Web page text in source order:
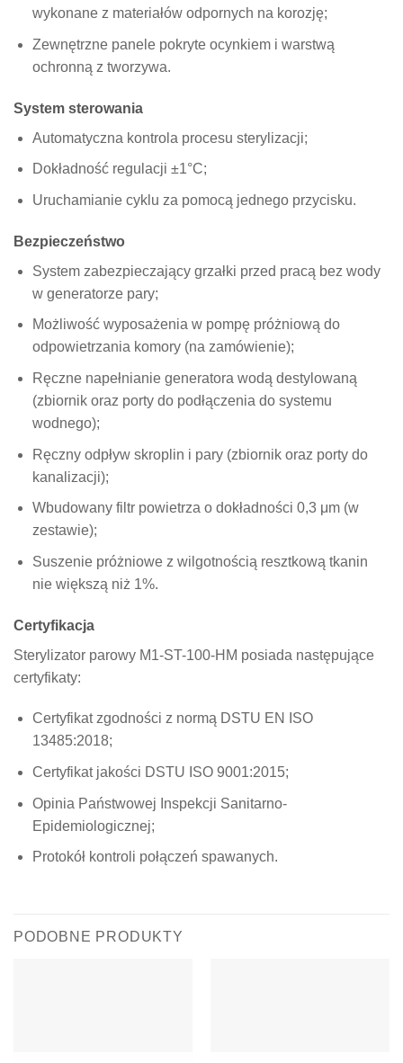
wykonane z materiałów odpornych na korozję;
Zewnętrzne panele pokryte ocynkiem i warstwą
ochronną z tworzywa.
System sterowania
Automatyczna kontrola procesu sterylizacji;
Dokładność regulacji ±1°C;
Uruchamianie cyklu za pomocą jednego przycisku.
Bezpieczeństwo
System zabezpieczający grzałki przed pracą bez wody
w generatorze pary;
Możliwość wyposażenia w pompę próżniową do
odpowietrzania komory (na zamówienie);
Ręczne napełnianie generatora wodą destylowaną
(zbiornik oraz porty do podłączenia do systemu
wodnego);
Ręczny odpływ skroplin i pary (zbiornik oraz porty do
kanalizacji);
Wbudowany filtr powietrza o dokładności 0,3 μm (w
zestawie);
Suszenie próżniowe z wilgotnością resztkową tkanin
nie większą niż 1%.
Certyfikacja
Sterylizator parowy M1-ST-100-HM posiada następujące
certyfikaty:
Certyfikat zgodności z normą DSTU EN ISO
13485:2018;
Certyfikat jakości DSTU ISO 9001:2015;
Opinia Państwowej Inspekcji Sanitarno-
Epidemiologicznej;
Protokół kontroli połączeń spawanych.
PODOBNE PRODUKTY